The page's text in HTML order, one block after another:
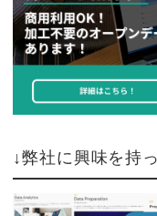
↓弊社に興味を持